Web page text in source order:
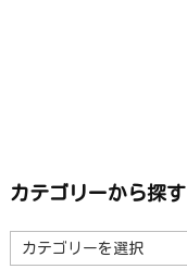
カテゴリーから探す
カ
テ